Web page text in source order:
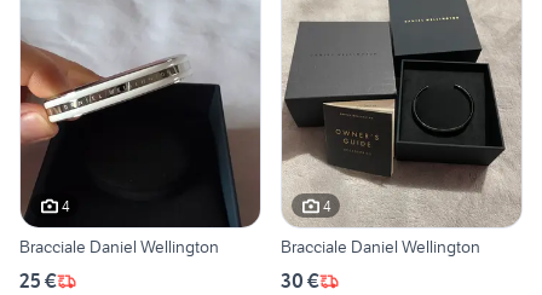
4
Bracciale Daniel Wellington
25 €
4
Bracciale Daniel Wellington
30 €